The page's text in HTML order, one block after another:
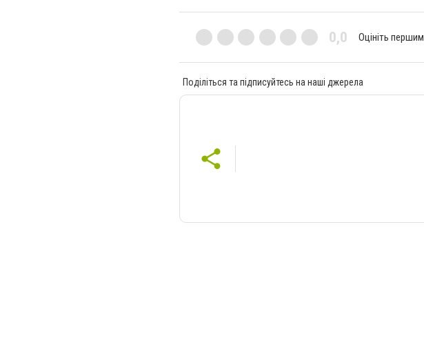
0,0 Оцініть першим
Поділіться та підписуйтесь на наші джерела